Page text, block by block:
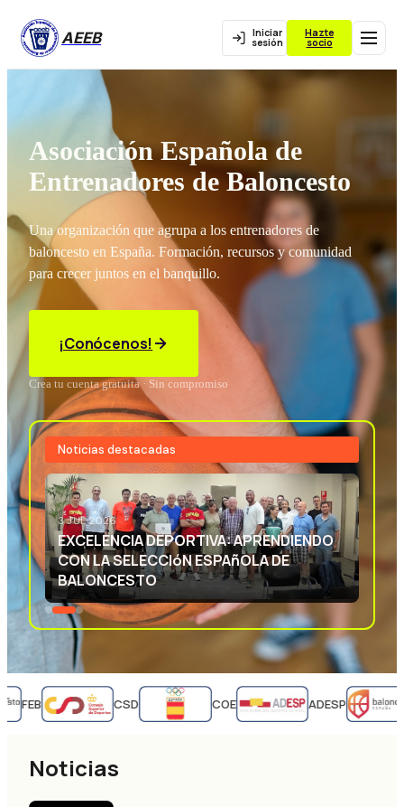
AEEB Iniciar
sesión
Hazte
socio
Asociación Española de
Entrenadores de Baloncesto
Una organización que agrupa a los entrenadores de
baloncesto en España. Formación, recursos y comunidad
para crecer juntos en el banquillo.
¡Conócenos!
Crea tu cuenta gratuita · Sin compromiso
Noticias destacadas
3 JUL 2026
EXCELENCIA DEPORTIVA: APRENDIENDO
CON LA SELECCIóN ESPAñOLA DE
BALONCESTO
FEB CSD COE ADESP
Noticias